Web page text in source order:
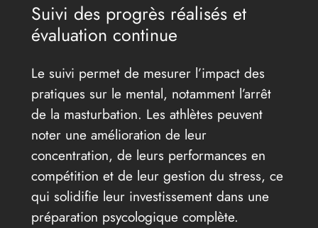
Suivi des progrès réalisés et
évaluation continue
Le suivi permet de mesurer l’impact des
pratiques sur le mental, notamment l’arrêt
de la masturbation. Les athlètes peuvent
noter une amélioration de leur
concentration, de leurs performances en
compétition et de leur gestion du stress, ce
qui solidifie leur investissement dans une
préparation psycologique complète.